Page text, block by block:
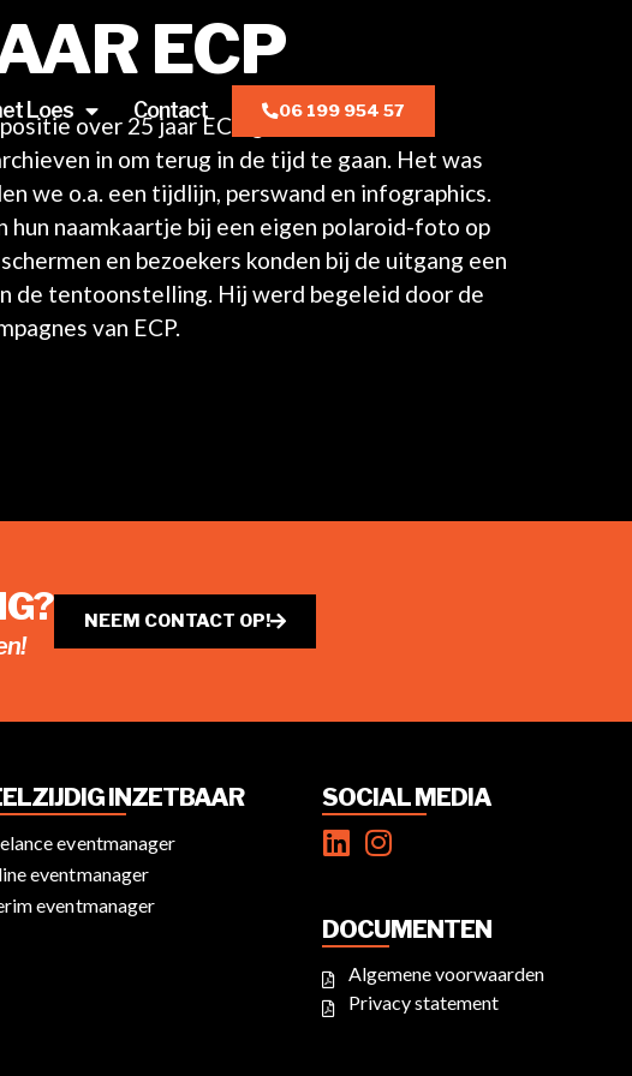
Loes Contact 06 199 954 57
ECP
over 25 jaar ECP gerealiseerd en
in om terug in de tijd te gaan. Het was
we o.a. een tijdlijn, perswand en infographics.
hun naamkaartje bij een eigen polaroid-foto op
en bezoekers konden bij de uitgang een
de tentoonstelling. Hij werd begeleid door de
van ECP.
NEEM CONTACT OP!
INZETBAAR
eventmanager
eventmanager
eventmanager
SOCIAL MEDIA
DOCUMENTEN
Algemene voorwaarden
Privacy statement